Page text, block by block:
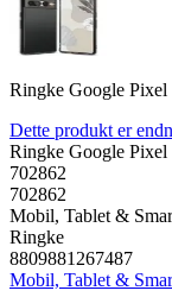
Ringke Google
Dette produkt er
Ringke Google
702862
702862
Mobil, Tablet &
Ringke
8809881267487
Mobil, Tablet &